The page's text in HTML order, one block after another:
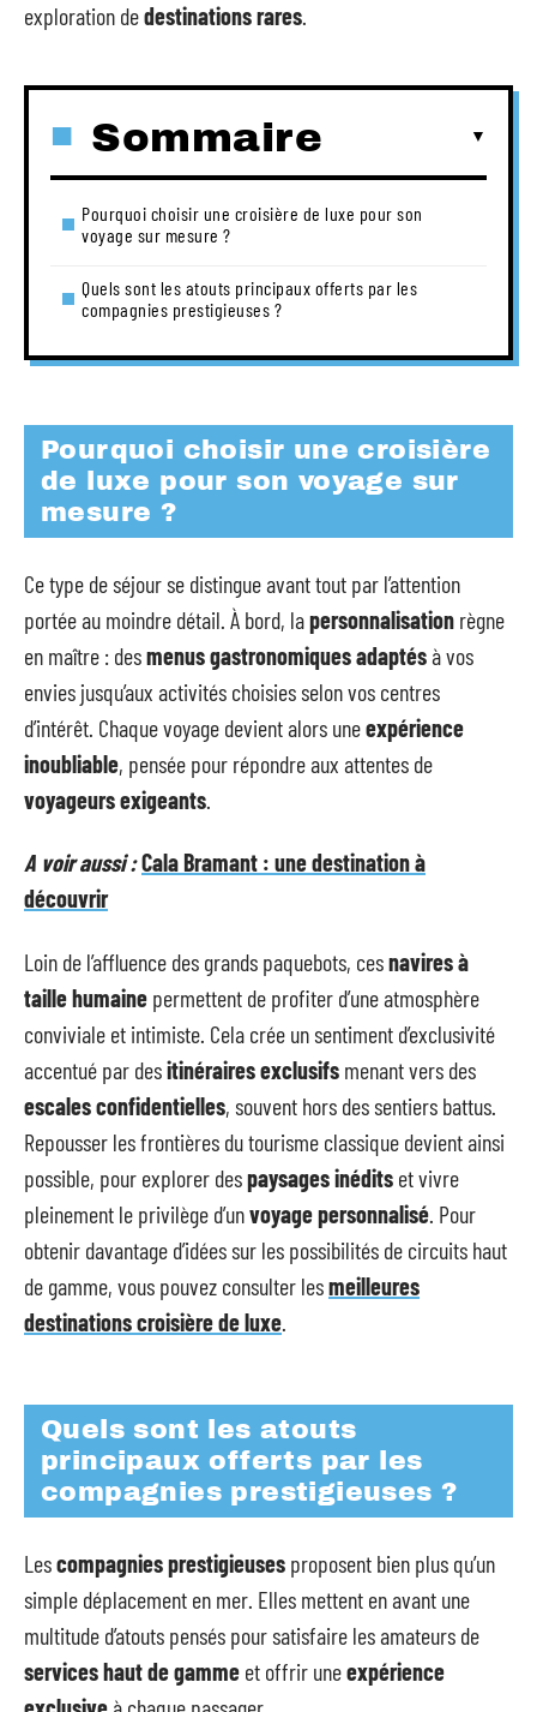
exploration dedestinations rares.
Sommaire
Pourquoi choisir une croisière de luxe pour son
voyage sur mesure ?
Quels sont les atouts principaux offerts par les
compagnies prestigieuses ?
Pourquoi choisir une croisière
de luxe pour son voyage sur
mesure ?
Ce type de séjour se distingue avant tout par l’attention
portée au moindre détail. À bord, lapersonnalisation règne
en maître : desmenus gastronomiques adaptésà vos
envies jusqu’aux activités choisies selon vos centres
d’intérêt. Chaque voyage devient alors uneexpérience
inoubliable, pensée pour répondre aux attentes de
voyageurs exigeants
A voir aussi :Cala Bramant : une destination à
découvrir
Loin de l’affluence des grands paquebots, cesnavires à
taille humaine permettent de profiter d’une atmosphère
conviviale et intimiste. Cela crée un sentiment d’exclusivité
accentué par desitinéraires exclusifs menant vers des
escales confidentielles, souvent hors des sentiers battus.
Repousser les frontières du tourisme classique devient ainsi
possible, pour explorer despaysages inédits et vivre
pleinement le privilège d’unvoyage personnalisé . Pour
obtenir davantage d’idées sur les possibilités de circuits haut
de gamme, vous pouvez consulter lesmeilleures
destinations croisière de luxe
Quels sont les atouts
principaux offerts par les
compagnies prestigieuses ?
Lescompagnies prestigieuses proposent bien plus qu’un
simple déplacement en mer. Elles mettent en avant une
multitude d’atouts pensés pour satisfaire les amateurs de
services haut de gamme et offrir uneexpérience